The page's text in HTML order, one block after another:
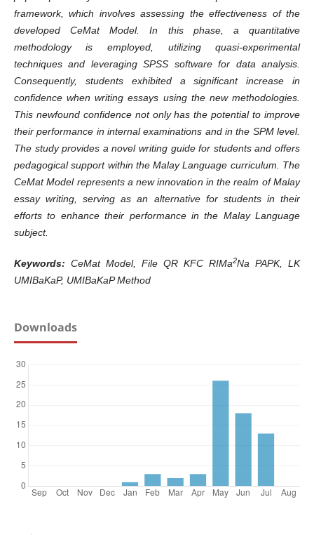
framework, which involves assessing the effectiveness of the
developed CeMat Model. In this phase, a quantitative
methodology is employed, utilizing quasi-experimental
techniques and leveraging SPSS software for data analysis.
Consequently, students exhibited a significant increase in
confidence when writing essays using the new methodologies.
This newfound confidence not only has the potential to improve
their performance in internal examinations and in the SPM level.
The study provides a novel writing guide for students and offers
pedagogical support within the Malay Language curriculum. The
CeMat Model represents a new innovation in the realm of Malay
essay writing, serving as an alternative for students in their
efforts to enhance their performance in the Malay Language
subject.
Keywords: CeMat Model, File QR KFC RIMa2Na PAPK, LK
UMIBaKaP, UMIBaKaP Method
Downloads